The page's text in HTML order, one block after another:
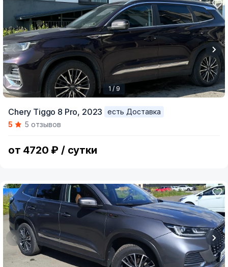
of
1 / 9
Chery Tiggo 8 Pro, 2023
есть Доставка
5
5 отзывов
от 4720 ₽ / сутки